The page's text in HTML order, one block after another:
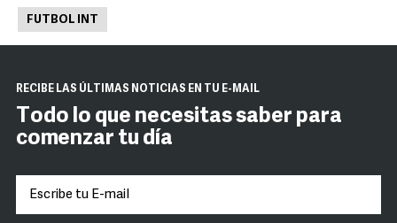
FUTBOL INT
RECIBE LAS ÚLTIMAS NOTICIAS EN TU E-MAIL
Todo lo que necesitas saber para
comenzar tu día